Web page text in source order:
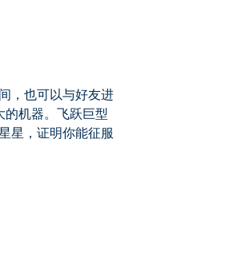
，也可以与好友进
的机器。飞跃巨型
星，证明你能征服
双人对战。每次